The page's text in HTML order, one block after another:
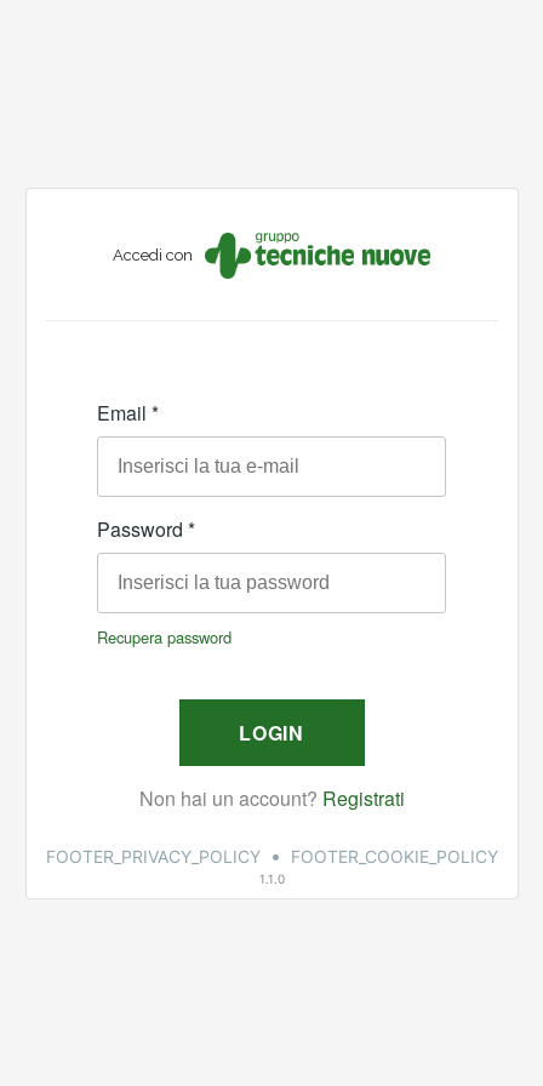
Accedi con
FOOTER_PRIVACY_POLICY • FOOTER_COOKIE_POLICY
1.1.0